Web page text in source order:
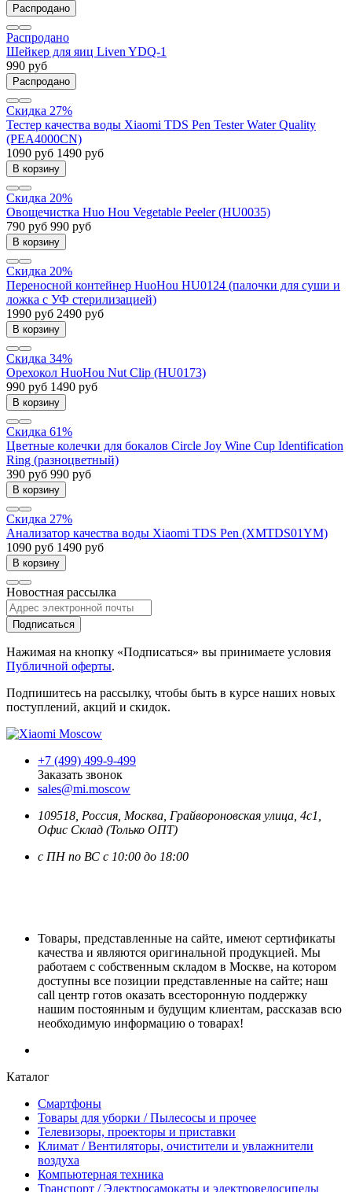
Распродано
Распродано
Шейкер для яиц Liven YDQ-1
990 руб
Распродано
Скидка 27%
Тестер качества воды Xiaomi TDS Pen Tester Water Quality
(PEA4000CN)
1090 руб 1490 руб
В корзину
Скидка 20%
Овощечистка Huo Hou Vegetable Peeler (HU0035)
790 руб 990 руб
В корзину
Скидка 20%
Переносной контейнер HuoHou HU0124 (палочки для суши и
ложка с УФ стерилизацией)
1990 руб 2490 руб
В корзину
Скидка 34%
Орехокол HuoHou Nut Clip (HU0173)
990 руб 1490 руб
В корзину
Скидка 61%
Цветные колечки для бокалов Circle Joy Wine Cup Identification
Ring (разноцветный)
390 руб 990 руб
В корзину
Скидка 27%
Анализатор качества воды Xiaomi TDS Pen (XMTDS01YM)
1090 руб 1490 руб
В корзину
Новостная рассылка
Подписаться
Нажимая на кнопку «Подписаться» вы принимаете условия
Публичной оферты.
Подпишитесь на рассылку, чтобы быть в курсе наших новых
поступлений, акций и скидок.
+7 (499) 499-9-499
Заказать звонок
sales@mi.moscow
109518, Россия Москва , Грайвороновская улица, 4с1,
Офис Склад (Только ОПТ)
с ПН по ВС с 10:00 до 18:00
Товары, представленные на сайте, имеют сертификаты
качества и являются оригинальной продукцией. Мы
работаем с собственным складом в Москве, на котором
доступны все позиции представленные на сайте; наш
call центр готов оказать всесторонную поддержку
нашим постоянным и будущим клиентам, рассказав всю
необходимую информацию о товарах!
Каталог
Смартфоны
Товары для уборки / Пылесосы и прочее
Телевизоры, проекторы и приставки
Климат / Вентиляторы, очистители и увлажнители
воздуха
Компьютерная техника
Транспорт / Электросамокаты и электровелосипеды